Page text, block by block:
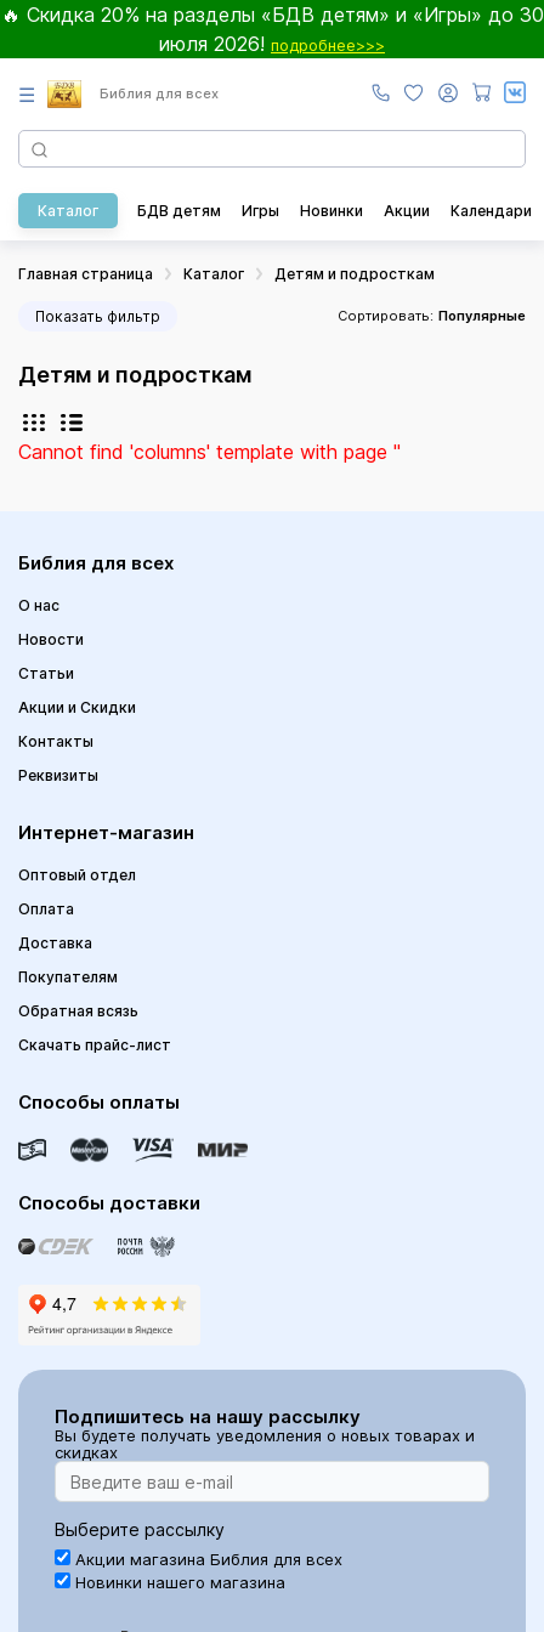
🔥 Скидка 20% на разделы «БДВ детям» и «Игры» до 30
июля 2026! подробнее>>>
☰ Библия для всех
Каталог БДВ детям Игры Новинки Акции Календари
Главная страница Каталог Детям и подросткам
Показать фильтр Сортировать: Популярные
Детям и подросткам
Cannot find 'columns' template with page ''
Библия для всех
О нас
Новости
Статьи
Акции и Скидки
Контакты
Реквизиты
Интернет-магазин
Оптовый отдел
Оплата
Доставка
Покупателям
Обратная всязь
Скачать прайс-лист
Способы оплаты
Способы доставки
Подпишитесь на нашу рассылку
Вы будете получать уведомления о новых товарах и
скидках
Выберите рассылку
Акции магазина Библия для всех
Новинки нашего магазина